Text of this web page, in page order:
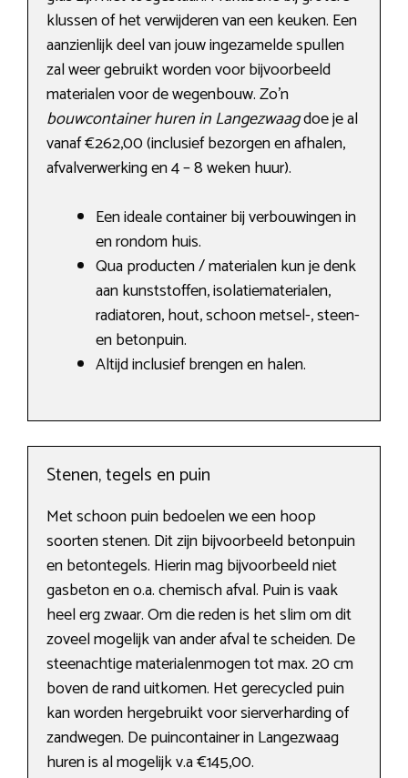
klussen of het verwijderen van een keuken. Een
aanzienlijk deel van jouw ingezamelde spullen
zal weer gebruikt worden voor bijvoorbeeld
materialen voor de wegenbouw. Zo’n
bouwcontainer huren in Langezwaagdoe je al
vanaf €262,00 (inclusief bezorgen en afhalen,
afvalverwerking en 4 – 8 weken huur).
Een ideale container bij verbouwingen in
en rondom huis.
Qua producten / materialen kun je denk
aan kunststoffen, isolatiematerialen,
radiatoren, hout, schoon metsel-, steen-
en betonpuin.
Altijd inclusief brengen en halen.
Stenen, tegels en puin
Met schoon puin bedoelen we een hoop
soorten stenen. Dit zijn bijvoorbeeld betonpuin
en betontegels. Hierin mag bijvoorbeeld niet
gasbeton en o.a. chemisch afval. Puin is vaak
heel erg zwaar. Om die reden is het slim om dit
zoveel mogelijk van ander afval te scheiden. De
steenachtige materialenmogen tot max. 20 cm
boven de rand uitkomen. Het gerecycled puin
kan worden hergebruikt voor sierverharding of
zandwegen. De puincontainer in Langezwaag
huren is al mogelijk v.a €145,00.